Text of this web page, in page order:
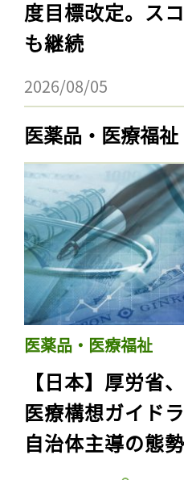
度目標改定。ス
も継続
2026/08/05
医薬品・医療福祉
医薬品・医療福祉
【日本】厚労省
医療構想ガイド
自治体主導の態